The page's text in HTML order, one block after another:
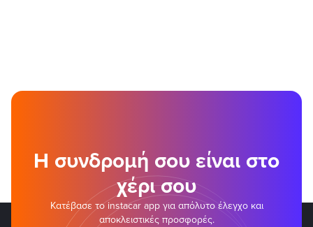
Η συνδρομή σου είναι στο
χέρι σου
Κατέβασε το instacar app για απόλυτο έλεγχο και
αποκλειστικές προσφορές.